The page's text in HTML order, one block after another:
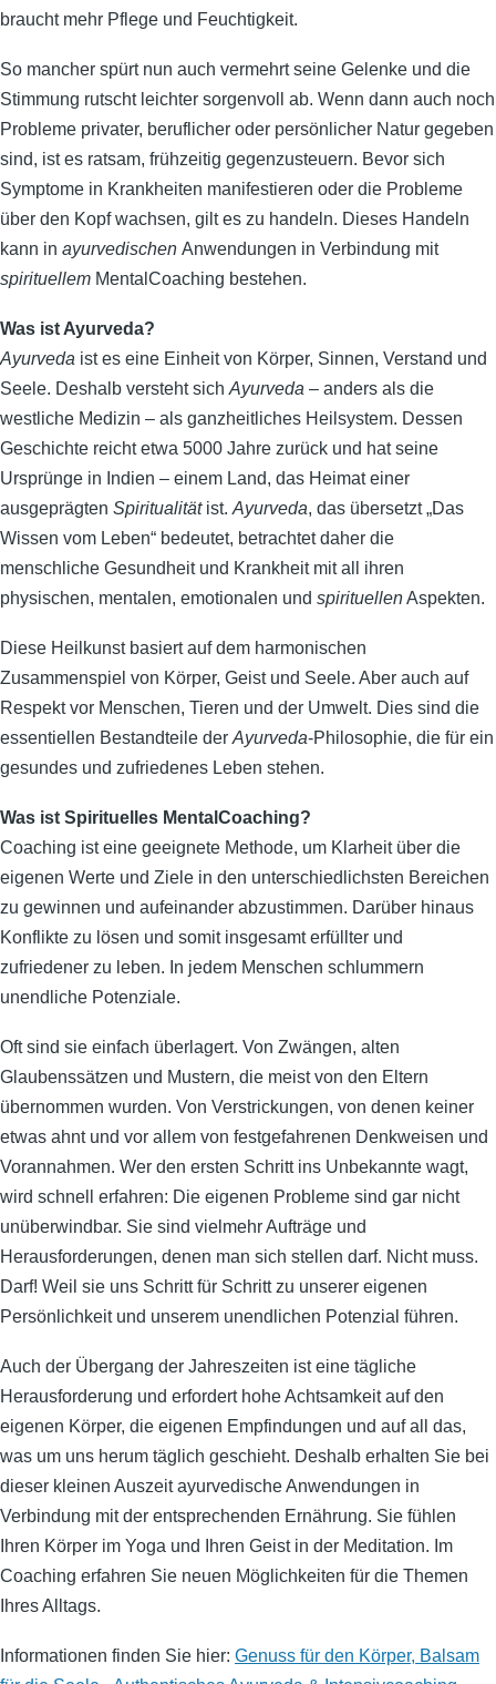
braucht mehr Pflege und Feuchtigkeit.
So mancher spürt nun auch vermehrt seine Gelenke und die
Stimmung rutscht leichter sorgenvoll ab. Wenn dann auch noch
Probleme privater, beruflicher oder persönlicher Natur gegeben
sind, ist es ratsam, frühzeitig gegenzusteuern. Bevor sich
Symptome in Krankheiten manifestieren oder die Probleme
über den Kopf wachsen, gilt es zu handeln. Dieses Handeln
kann in ayurvedischen Anwendungen in Verbindung mit
spirituellem MentalCoaching bestehen.
Was ist Ayurveda?
Ayurveda ist es eine Einheit von Körper, Sinnen, Verstand und
Seele. Deshalb versteht sich Ayurveda – anders als die
westliche Medizin – als ganzheitliches Heilsystem. Dessen
Geschichte reicht etwa 5000 Jahre zurück und hat seine
Ursprünge in Indien – einem Land, das Heimat einer
ausgeprägten Spiritualität ist. Ayurveda, das übersetzt „Das
Wissen vom Leben“ bedeutet, betrachtet daher die
menschliche Gesundheit und Krankheit mit all ihren
physischen, mentalen, emotionalen und spirituellenAspekten.
Diese Heilkunst basiert auf dem harmonischen
Zusammenspiel von Körper, Geist und Seele. Aber auch auf
Respekt vor Menschen, Tieren und der Umwelt. Dies sind die
essentiellen Bestandteile der Ayurveda-Philosophie, die für ein
gesundes und zufriedenes Leben stehen.
Was ist Spirituelles MentalCoaching?
Coaching ist eine geeignete Methode, um Klarheit über die
eigenen Werte und Ziele in den unterschiedlichsten Bereichen
zu gewinnen und aufeinander abzustimmen. Darüber hinaus
Konflikte zu lösen und somit insgesamt erfüllter und
zufriedener zu leben. In jedem Menschen schlummern
unendliche Potenziale.
Oft sind sie einfach überlagert. Von Zwängen, alten
Glaubenssätzen und Mustern, die meist von den Eltern
übernommen wurden. Von Verstrickungen, von denen keiner
etwas ahnt und vor allem von festgefahrenen Denkweisen und
Vorannahmen. Wer den ersten Schritt ins Unbekannte wagt,
wird schnell erfahren: Die eigenen Probleme sind gar nicht
unüberwindbar. Sie sind vielmehr Aufträge und
Herausforderungen, denen man sich stellen darf. Nicht muss.
Darf! Weil sie uns Schritt für Schritt zu unserer eigenen
Persönlichkeit und unserem unendlichen Potenzial führen.
Auch der Übergang der Jahreszeiten ist eine tägliche
Herausforderung und erfordert hohe Achtsamkeit auf den
eigenen Körper, die eigenen Empfindungen und auf all das,
was um uns herum täglich geschieht. Deshalb erhalten Sie bei
dieser kleinen Auszeit ayurvedische Anwendungen in
Verbindung mit der entsprechenden Ernährung. Sie fühlen
Ihren Körper im Yoga und Ihren Geist in der Meditation. Im
Coaching erfahren Sie neuen Möglichkeiten für die Themen
Ihres Alltags.
Informationen finden Sie hier: Genuss für den Körper, Balsam